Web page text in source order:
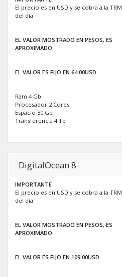
El precio es en USD y se cobra a la TRM
del día
EL VALOR MOSTRADO EN PESOS, ES
APROXIMADO
EL VALOR ES FIJO EN 64.00USD
Ram 4 Gb
Procesador 2 Cores
Espacio 80 Gb
Transferencia 4 Tb
DigitalOcean 8
IMPORTANTE
El precio es en USD y se cobra a la TRM
del día
EL VALOR MOSTRADO EN PESOS, ES
APROXIMADO
EL VALOR ES FIJO EN 109.00USD